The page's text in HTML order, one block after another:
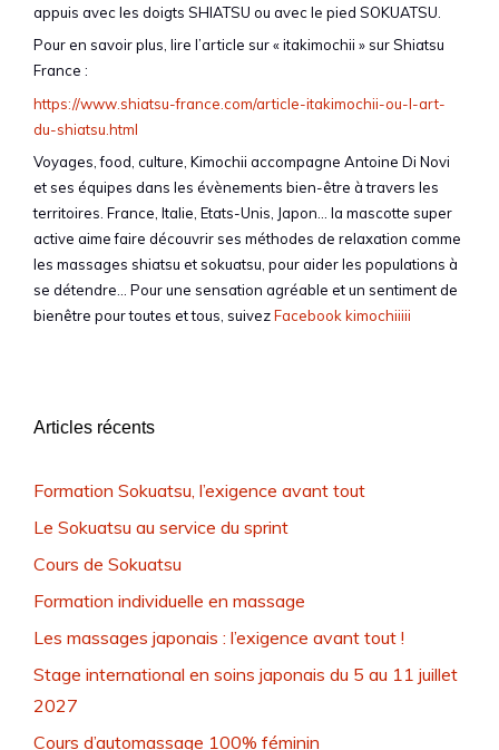
appuis avec les doigts SHIATSU ou avec le pied SOKUATSU.
Pour en savoir plus, lire l’article sur « itakimochii » sur Shiatsu
France :
https://www.shiatsu-france.com/article-itakimochii-ou-l-art-
du-shiatsu.html
Voyages, food, culture, Kimochii accompagne Antoine Di Novi
et ses équipes dans les évènements bien-être à travers les
territoires. France, Italie, Etats-Unis, Japon… la mascotte super
active aime faire découvrir ses méthodes de relaxation comme
les massages shiatsu et sokuatsu, pour aider les populations à
se détendre… Pour une sensation agréable et un sentiment de
bienêtre pour toutes et tous, suivezFacebook kimochiiiii
Articles récents
Formation Sokuatsu, l’exigence avant tout
Le Sokuatsu au service du sprint
Cours de Sokuatsu
Formation individuelle en massage
Les massages japonais : l’exigence avant tout !
Stage international en soins japonais du 5 au 11 juillet
2027
Cours d’automassage 100% féminin